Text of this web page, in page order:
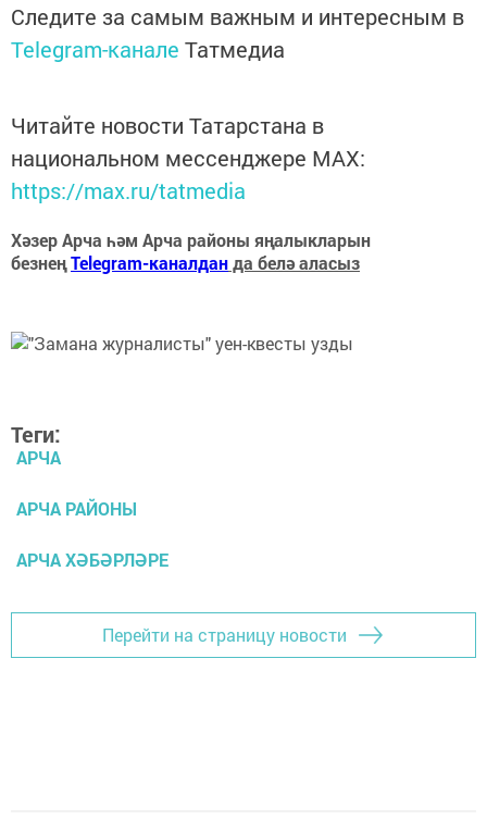
Следите за самым важным и интересным в
Telegram-канале Татмедиа
Читайте новости Татарстана в
национальном мессенджере MАХ:
https://max.ru/tatmedia
Хәзер Арча һәм Арча районы яңалыкларын
безнеңTelegram-каналданда белә аласыз
Теги:
АРЧА
АРЧА РАЙОНЫ
АРЧА ХӘБӘРЛӘРЕ
Перейти на страницу новости